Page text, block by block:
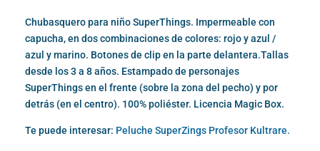
Chubasquero para niño SuperThings. Impermeable con
capucha, en dos combinaciones de colores: rojo y azul /
azul y marino. Botones de clip en la parte delantera.Tallas
desde los 3 a 8 años. Estampado de personajes
SuperThings en el frente (sobre la zona del pecho) y por
detrás (en el centro). 100% poliéster. Licencia Magic Box.
Te puede interesar: Peluche SuperZings Profesor Kultrare.